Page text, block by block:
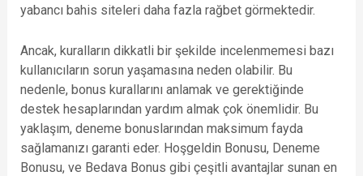
yabancı bahis siteleri daha fazla rağbet görmektedir.
Ancak, kuralların dikkatli bir şekilde incelenmemesi bazı
kullanıcıların sorun yaşamasına neden olabilir. Bu
nedenle, bonus kurallarını anlamak ve gerektiğinde
destek hesaplarından yardım almak çok önemlidir. Bu
yaklaşım, deneme bonuslarından maksimum fayda
sağlamanızı garanti eder. Hoşgeldin Bonusu, Deneme
Bonusu, ve Bedava Bonus gibi çeşitli avantajlar sunan en